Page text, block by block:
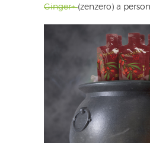
Ginger+(zenzero) a